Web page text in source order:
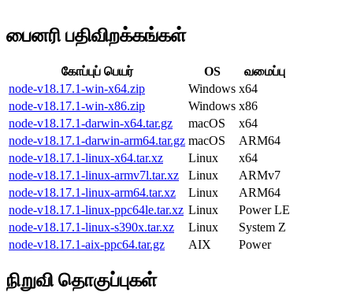
பைனரி பதிவிறக்கங்கள்
கோப்புப் பெயர் OS
வமைப்பு
node-v18.17.1-win-x64.zip
Windows x64
node-v18.17.1-win-x86.zip
Windows x86
node-v18.17.1-darwin-x64.tar.gz
macOS
x64
node-v18.17.1-darwin-arm64.tar.gz macOS
ARM64
node-v18.17.1-linux-x64.tar.xz
Linux
x64
node-v18.17.1-linux-armv7l.tar.xz
Linux
ARMv7
node-v18.17.1-linux-arm64.tar.xz
Linux
ARM64
node-v18.17.1-linux-ppc64le.tar.xz Linux
Power LE
node-v18.17.1-linux-s390x.tar.xz
Linux
System Z
node-v18.17.1-aix-ppc64.tar.gz
AIX Power
நிறுவி தொகுப்புகள்